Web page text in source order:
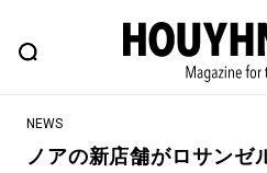
FEATURE BLOG
ヒップなファッション、カルチャー
NEWS
ノアの新店舗がロサンゼ